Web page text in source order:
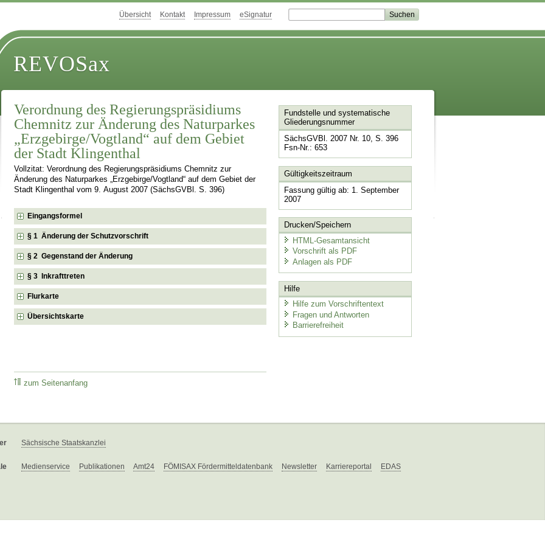
Übersicht Kontakt Impressum eSignatur
REVOSax
Verordnung des Regierungspräsidiums
Chemnitz zur Änderung des Naturparkes
„Erzgebirge/Vogtland“ auf dem Gebiet
der Stadt Klingenthal
Vollzitat: Verordnung des Regierungspräsidiums Chemnitz zur
Änderung des Naturparkes „Erzgebirge/Vogtland“ auf dem Gebiet der
Stadt Klingenthal vom 9. August 2007 (SächsGVBl. S. 396)
Eingangsformel
§ 1 Änderung der Schutzvorschrift
§ 2 Gegenstand der Änderung
§ 3 Inkrafttreten
Flurkarte
Übersichtskarte
zum Seitenanfang
Fundstelle und systematische
Gliederungsnummer
SächsGVBl. 2007 Nr. 10, S. 396
Fsn-Nr.: 653
Gültigkeitszeitraum
Fassung gültig ab: 1. September
2007
Drucken/Speichern
HTML-Gesamtansicht
Vorschrift als PDF
Anlagen als PDF
Hilfe
Hilfe zum Vorschriftentext
Fragen und Antworten
Barrierefreiheit
Sächsische Staatskanzlei
Medienservice Publikationen Amt24 FÖMISAX Fördermitteldatenbank Newsletter Karriereportal EDAS